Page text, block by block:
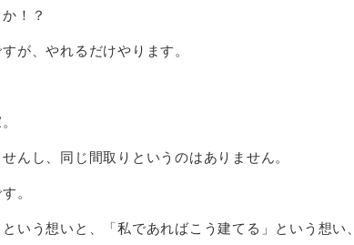
！？
が、やれるだけやります。
んし、同じ間取りというのはありません。
。
いう想いと、「私であればこう建てる」という想い、